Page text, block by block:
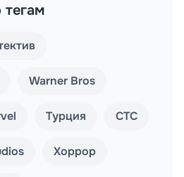
Warner Bros
Турция СТС
Хоррор